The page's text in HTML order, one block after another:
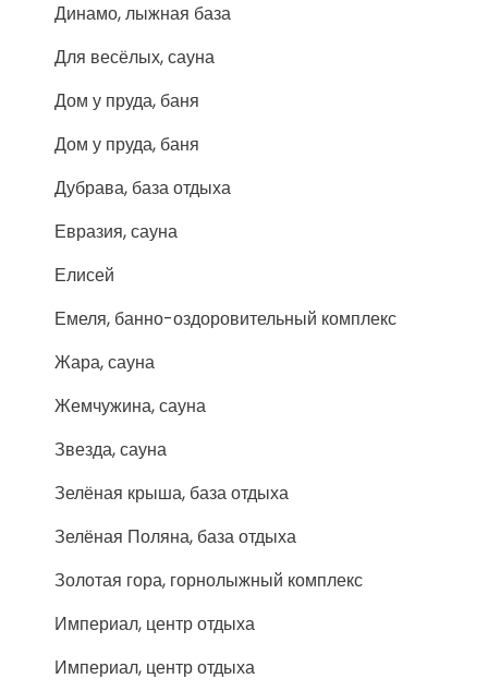
Динамо, лыжная база
Для весёлых, сауна
Дом у пруда, баня
Дом у пруда, баня
Дубрава, база отдыха
Евразия, сауна
Елисей
Емеля, банно-оздоровительный комплекс
Жара, сауна
Жемчужина, сауна
Звезда, сауна
Зелёная крыша, база отдыха
Зелёная Поляна, база отдыха
Золотая гора, горнолыжный комплекс
Империал, центр отдыха
Империал, центр отдыха